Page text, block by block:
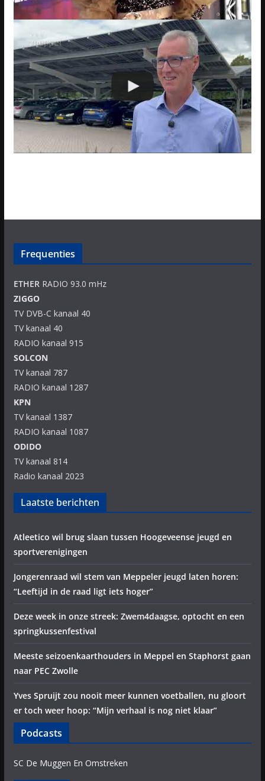
Frequenties
ETHERRADIO 93.0 mHz
ZIGGO
TV DVB-C kanaal 40
TV kanaal 40
RADIO kanaal 915
SOLCON
TV kanaal 787
RADIO kanaal 1287
KPN
TV kanaal 1387
RADIO kanaal 1087
ODIDO
TV kanaal 814
Radio kanaal 2023
Laatste berichten
Atleetico wil brug slaan tussen Hoogeveense jeugd en
sportverenigingen
Jongerenraad wil stem van Meppeler jeugd laten horen:
“Leeftijd in de raad ligt iets hoger”
Deze week in onze streek: Zwem4daagse, optocht en een
springkussenfestival
Meeste seizoenkaarthouders in Meppel en Staphorst gaan
naar PEC Zwolle
Yves Spruijt zou nooit meer kunnen voetballen, nu gloort
er toch weer hoop: “Mijn verhaal is nog niet klaar”
Podcasts
SC De Muggen En Omstreken